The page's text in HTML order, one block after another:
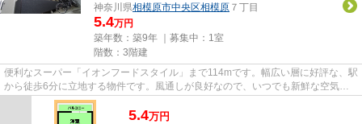
神奈川県相模原市中央区相模原 ７丁目
5.4万円
築年数：築9年 ｜募集中： 1室
階数：3階建
便利なスーパー「イオンフードスタイル」まで114mです。幅広い層に好評な、駅
から徒歩6分に立地する物件です。風通しが良好なので、いつでも新鮮な空気が
はいってきます。おしゃれなあ...
5.4万円